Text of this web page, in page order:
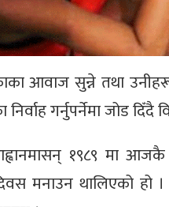
आवाज सुन्ने तथा
गर्नुपर्नेमा जोड
१९८९ मा
मनाउन थालिएको हो